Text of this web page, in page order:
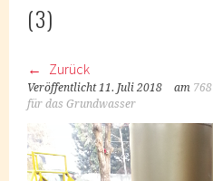
(3)
Zurück
Veröffentlicht11. Juli 2018 am
für das Grundwasser